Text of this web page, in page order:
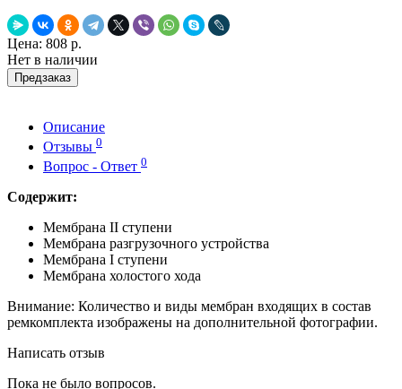
Цена: 808 р.
Нет в наличии
Предзаказ
Описание
Отзывы 0
Вопрос - Ответ 0
Содержит:
Мембрана II ступени
Мембрана разгрузочного устройства
Мембрана I ступени
Мембрана холостого хода
Внимание: Количество и виды мембран входящих в состав
ремкомплекта изображены на дополнительной фотографии.
Написать отзыв
Пока не было вопросов.